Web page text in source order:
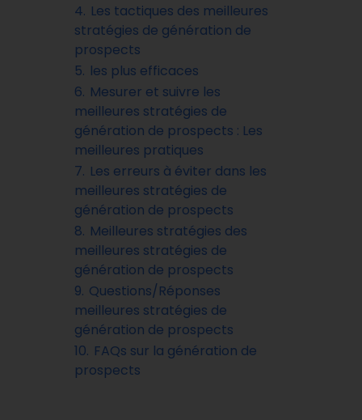
4. Les tactiques des meilleures
stratégies de génération de
prospects
5. les plus efficaces
6. Mesurer et suivre les
meilleures stratégies de
génération de prospects : Les
meilleures pratiques
7. Les erreurs à éviter dans les
meilleures stratégies de
génération de prospects
8. Meilleures stratégies des
meilleures stratégies de
génération de prospects
9. Questions/Réponses
meilleures stratégies de
génération de prospects
10. FAQs sur la génération de
prospects